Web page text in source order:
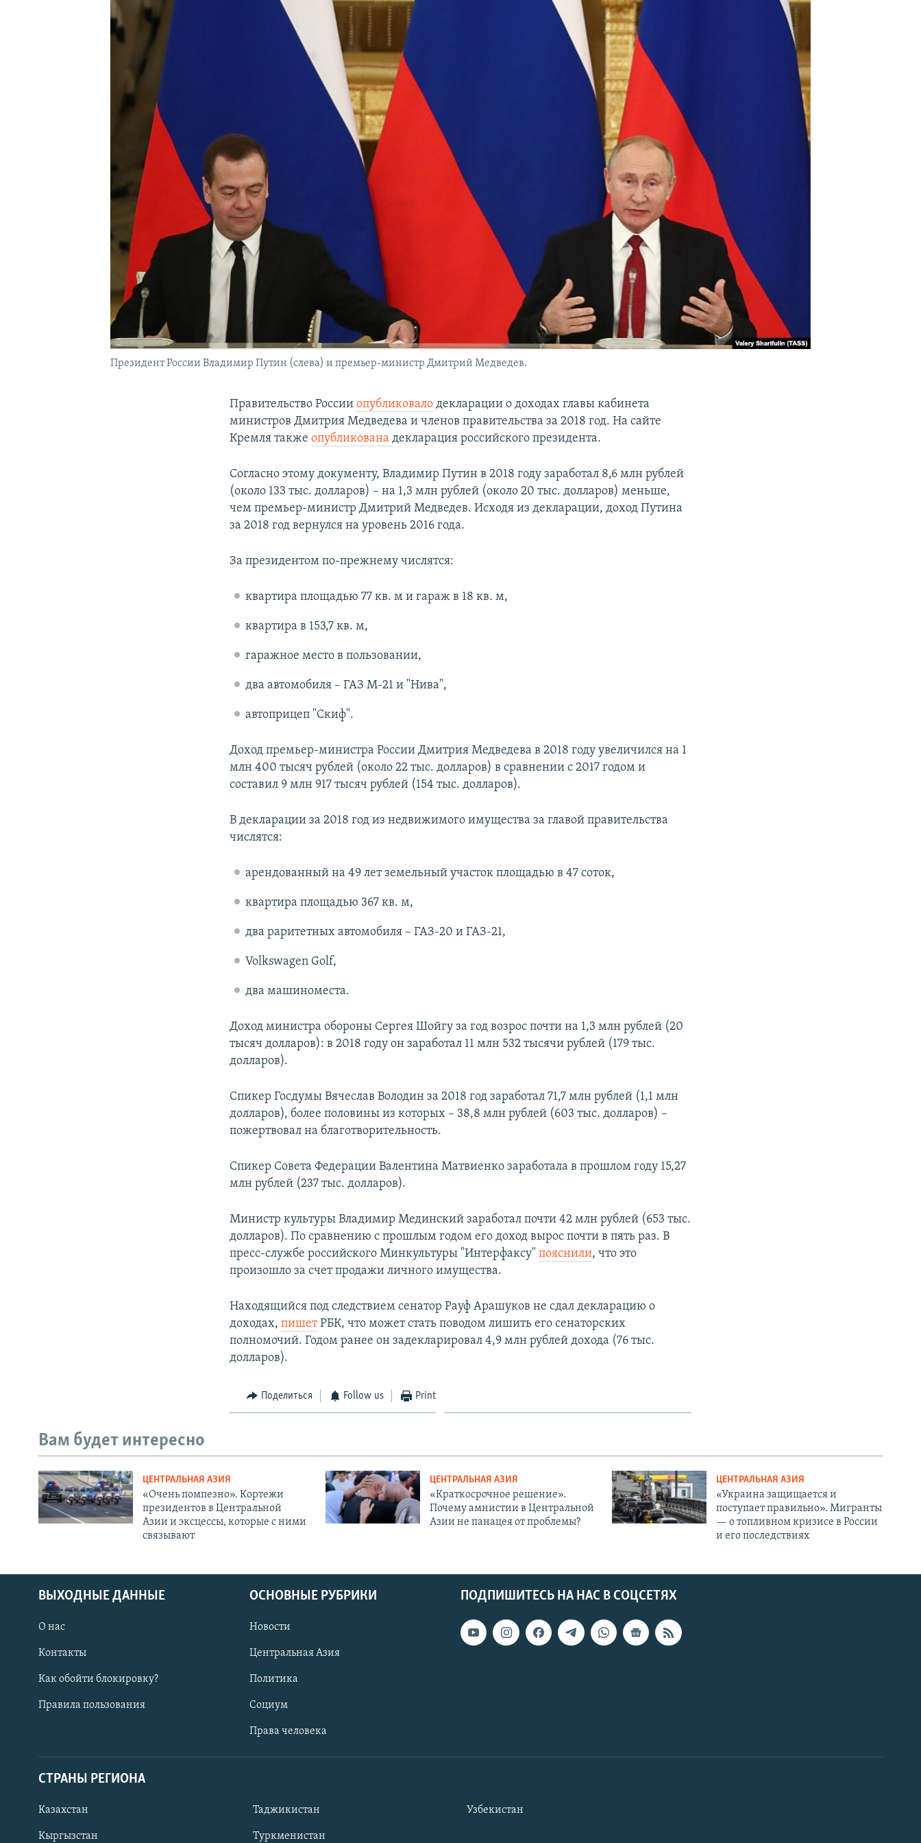
Президент России Владимир Путин (слева) и премьер-министр Дмитрий Медведев.
Правительство Россииопубликовало декларации о доходах главы кабинета
министров Дмитрия Медведева и членов правительства за 2018 год. На сайте
Кремля такжеопубликованадекларация российского президента.
Согласно этому документу, Владимир Путин в 2018 году заработал 8,6 млн рублей
(около 133 тыс. долларов) – на 1,3 млн рублей (около 20 тыс. долларов) меньше,
чем премьер-министр Дмитрий Медведев. Исходя из декларации, доход Путина
за 2018 год вернулся на уровень 2016 года.
За президентом по-прежнему числятся:
квартира площадью 77 кв. м и гараж в 18 кв. м,
квартира в 153,7 кв. м,
гаражное место в пользовании,
два автомобиля – ГАЗ М-21 и "Нива",
автоприцеп "Скиф".
Доход премьер-министра России Дмитрия Медведева в 2018 году увеличился на 1
млн 400 тысяч рублей (около 22 тыс. долларов) в сравнении с 2017 годом и
составил 9 млн 917 тысяч рублей (154 тыс. долларов).
В декларации за 2018 год из недвижимого имущества за главой правительства
числятся:
арендованный на 49 лет земельный участок площадью в 47 соток,
квартира площадью 367 кв. м,
два раритетных автомобиля – ГАЗ-20 и ГАЗ-21,
Volkswagen Golf,
два машиноместа.
Доход министра обороны Сергея Шойгу за год возрос почти на 1,3 млн рублей (20
тысяч долларов): в 2018 году он заработал 11 млн 532 тысячи рублей (179 тыс.
долларов).
Спикер Госдумы Вячеслав Володин за 2018 год заработал 71,7 млн рублей (1,1 млн
долларов), более половины из которых – 38,8 млн рублей (603 тыс. долларов) –
пожертвовал на благотворительность.
Спикер Совета Федерации Валентина Матвиенко заработала в прошлом году 15,27
млн рублей (237 тыс. долларов).
Министр культуры Владимир Мединский заработал почти 42 млн рублей (653 тыс.
долларов). По сравнению с прошлым годом его доход вырос почти в пять раз. В
пресс-службе российского Минкультуры "Интерфаксу"пояснили, что это
произошло за счет продажи личного имущества.
Находящийся под следствием сенатор Рауф Арашуков не сдал декларацию о
доходах,пишетРБК, что может стать поводом лишить его сенаторских
полномочий. Годом ранее он задекларировал 4,9 млн рублей дохода (76 тыс.
долларов).
Поделиться Follow us Print
Вам будет интересно
ЦЕНТРАЛЬНАЯ АЗИЯ
«Очень помпезно». Кортежи
президентов в Центральной
Азии и эксцессы, которые с ними
связывают
ЦЕНТРАЛЬНАЯ АЗИЯ
«Краткосрочное решение».
Почему амнистии в Центральной
Азии не панацея от проблемы?
ЦЕНТРАЛЬНАЯ АЗИЯ
«Украина защищается и
поступает правильно». Мигранты
— о топливном кризисе в России
и его последствиях
ПОДПИШИТЕСЬ НА НАС В СОЦСЕТЯХ
ВЫХОДНЫЕ ДАННЫЕ
О нас
Контакты
Как обойти блокировку?
Правила пользования
ОСНОВНЫЕ РУБРИКИ
Новости
Центральная Азия
Политика
Социум
Права человека
СТРАНЫ РЕГИОНА
Казахстан
Кыргызстан
Таджикистан
Туркменистан
Узбекистан